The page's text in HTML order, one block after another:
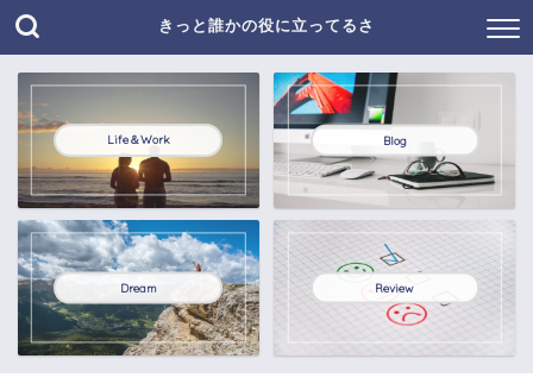
きっと誰かの役に立ってるさ
Life＆Work Blog
Dream Review